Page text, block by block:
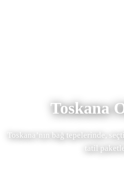
Toskana
Toskana’nın bağ tepelerinde,
tatil